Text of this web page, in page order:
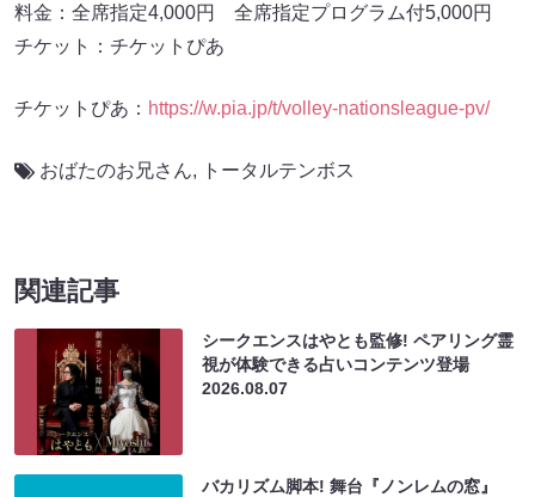
料金：全席指定4,000円 全席指定プログラム付5,000円
チケット：チケットぴあ
チケットぴあ： https://w.pia.jp/t/volley-nationsleague-pv/
おばたのお兄さん, トータルテンボス
関連記事
シークエンスはやとも監修! ペアリング霊
視が体験できる占いコンテンツ登場
2026.08.07
バカリズム脚本! 舞台『ノンレムの窓』